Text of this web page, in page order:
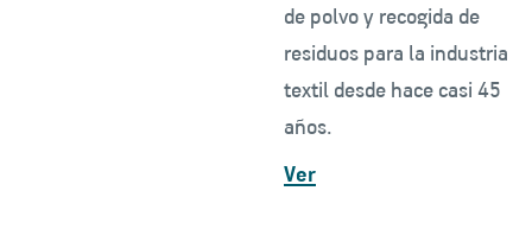
de polvo y recogida de
residuos para la industria
textil desde hace casi 45
años.
Ver